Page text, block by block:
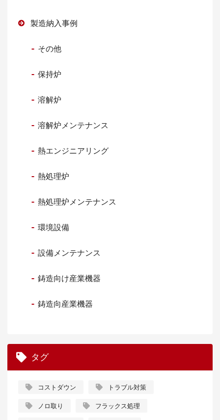
製造納入事例
その他
保持炉
溶解炉
溶解炉メンテナンス
熱エンジニアリング
熱処理炉
熱処理炉メンテナンス
環境設備
設備メンテナンス
鋳造向け産業機器
鋳造向産業機器
タグ
コストダウン トラブル対策
ノロ取り フラックス処理